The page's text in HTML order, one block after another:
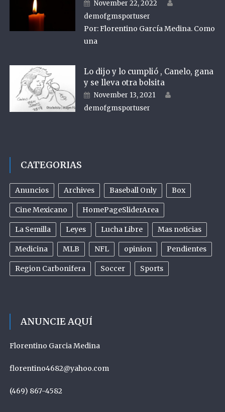
Posted on
November 22, 2022
demofgmsportuser
Por: Florentino García Medina. Como
una
Lo dijo y lo cumplió , Canelo, gana
y se lleva otra bolsita
Posted on
November 13, 2021
demofgmsportuser
CATEGORIAS
Anuncios Archives Baseball Only Box
Cine Mexicano HomePageSliderArea
La Semilla Leyes Lucha Libre Mas noticias
Medicina MLB NFL opinion Pendientes
Region Carbonifera Soccer Sports
ANUNCIE AQUÍ
Florentino Garcia Medina
florentino4682@yahoo.com
(469) 867-4582